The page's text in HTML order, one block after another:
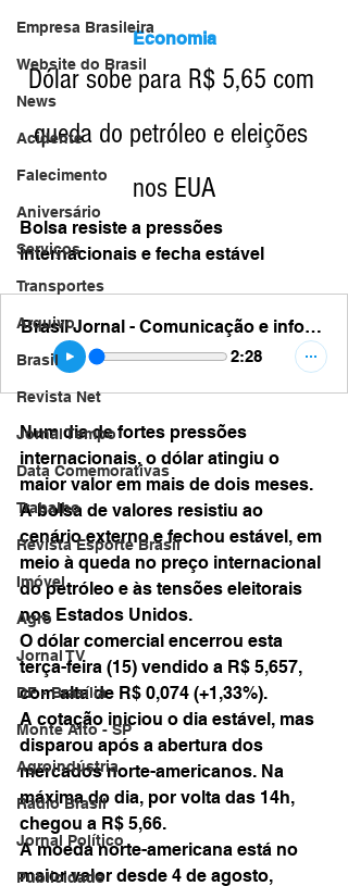
Empresa Brasileira
Website do Brasil
News
Acidente
Falecimento
Aniversário
Serviços
Transportes
Arquivo
Brasil
Revista Net
Jornal Tempo
Data Comemorativas
Trabalho
Revista Esporte Brasil
Imóvel
Agro
Jornal TV
DF - Brasília
Monte Alto - SP
Agroindústria
Rádio Brasil
Jornal Político
Publicidade
Economia
Dólar sobe para R$ 5,65 com
queda do petróleo e eleições
nos EUA
Bolsa resiste a pressões
internacionais e fecha estável
Brasil Jornal - Comunicação e informação - dolar usa valor hj
2:28
Num dia de fortes pressões
internacionais, o dólar atingiu o
maior valor em mais de dois meses.
A bolsa de valores resistiu ao
cenário externo e fechou estável, em
meio à queda no preço internacional
do petróleo e às tensões eleitorais
nos Estados Unidos.
O dólar comercial encerrou esta
terça-feira (15) vendido a R$ 5,657,
com alta de R$ 0,074 (+1,33%).
A cotação iniciou o dia estável, mas
disparou após a abertura dos
mercados norte-americanos. Na
máxima do dia, por volta das 14h,
chegou a R$ 5,66.
A moeda norte-americana está no
maior valor desde 4 de agosto,